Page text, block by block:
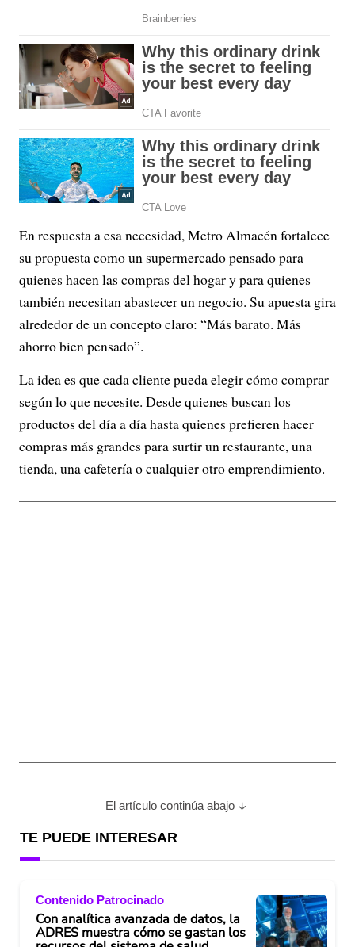
En respuesta a esa necesidad, Metro Almacén fortalece
su propuesta como un supermercado pensado para
quienes hacen las compras del hogar y para quienes
también necesitan abastecer un negocio. Su apuesta gira
alrededor de un concepto claro: “Más barato. Más
ahorro bien pensado”.
La idea es que cada cliente pueda elegir cómo comprar
según lo que necesite. Desde quienes buscan los
productos del día a día hasta quienes prefieren hacer
compras más grandes para surtir un restaurante, una
tienda, una cafetería o cualquier otro emprendimiento.
El artículo continúa abajo
TE PUEDE INTERESAR
Contenido Patrocinado
Con analítica avanzada de datos, la
ADRES muestra cómo se gastan los